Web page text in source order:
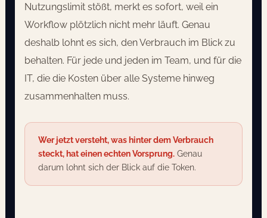
Nutzungslimit stößt, merkt es sofort, weil ein
Workflow plötzlich nicht mehr läuft. Genau
deshalb lohnt es sich, den Verbrauch im Blick zu
behalten. Für jede und jeden im Team, und für die
IT, die die Kosten über alle Systeme hinweg
zusammenhalten muss.
Wer jetzt versteht, was hinter dem Verbrauch
steckt, hat einen echten Vorsprung.Genau
darum lohnt sich der Blick auf die Token.